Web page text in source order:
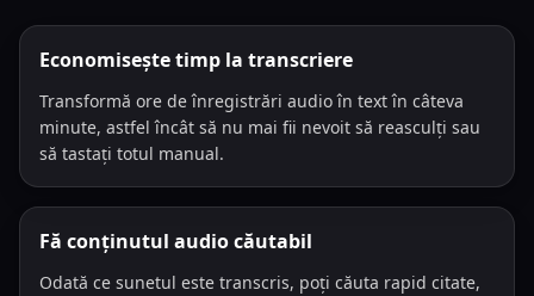
Economisește timp la transcriere
Transformă ore de înregistrări audio în text în câteva
minute, astfel încât să nu mai fii nevoit să reasculți sau
să tastați totul manual.
Fă conținutul audio căutabil
Odată ce sunetul este transcris, poți căuta rapid citate,